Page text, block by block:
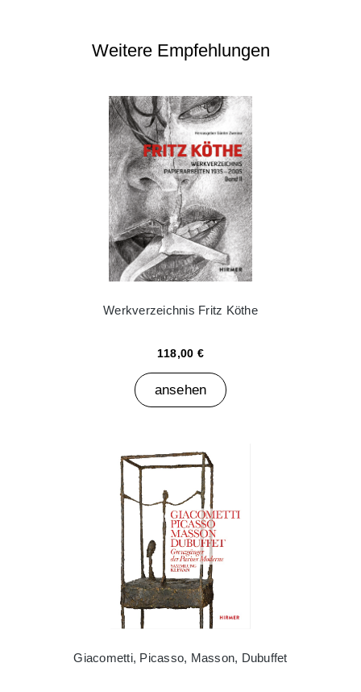
Weitere Empfehlungen
Werkverzeichnis Fritz Köthe
118,00 €
ansehen
Giacometti, Picasso, Masson, Dubuffet